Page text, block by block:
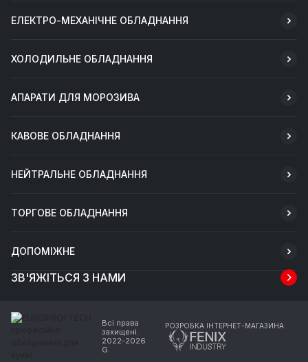
ЕЛЕКТРО-МЕХАНІЧНЕ ОБЛАДНАННЯ
ХОЛОДИЛЬНЕ ОБЛАДНАННЯ
АПАРАТИ ДЛЯ МОРОЗИВА
КАВОВЕ ОБЛАДНАННЯ
НЕЙТРАЛЬНЕ ОБЛАДНАННЯ
ТОРГОВЕ ОБЛАДНАННЯ
ДОПОМІЖНЕ
ЗВ'ЯЖІТЬСЯ З НАМИ
Всі права
захищені.
2022-2026
G.
РОЗРОБКА ІНТЕРНЕТ-МАГАЗИНА